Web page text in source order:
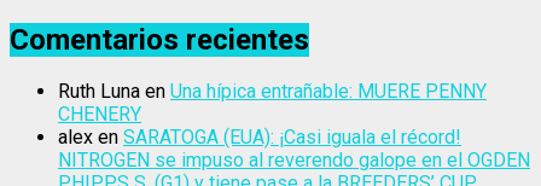
Comentarios recientes
Ruth Luna en Una hípica entrañable: MUERE PENNY
CHENERY
alex en SARATOGA (EUA): ¡Casi iguala el récord!
NITROGEN se impuso al reverendo galope en el OGDEN